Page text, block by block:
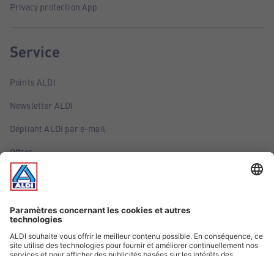
Privacy protection App
Service
Points ALDI
Newsletter ALDI
Dépliant ALDI par e-mail
Offres
Infos essentielles
Suivez ALDI Luxembourg